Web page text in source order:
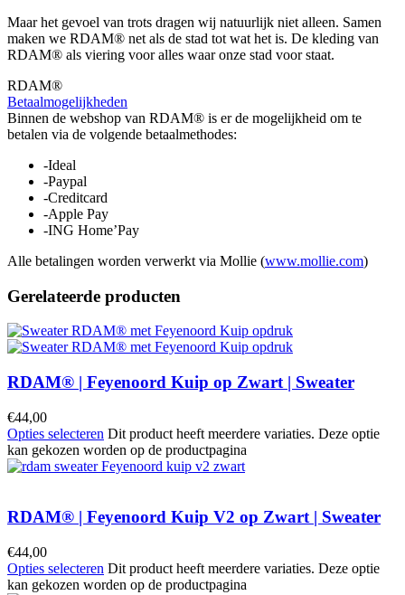
Maar het gevoel van trots dragen wij natuurlijk niet alleen. Samen
maken we RDAM® net als de stad tot wat het is. De kleding van
RDAM® als viering voor alles waar onze stad voor staat.
RDAM®
Betaalmogelijkheden
Binnen de webshop van RDAM® is er de mogelijkheid om te
betalen via de volgende betaalmethodes:
-Ideal
-Paypal
-Creditcard
-Apple Pay
-ING Home’Pay
Alle betalingen worden verwerkt via Mollie (www.mollie.com)
Gerelateerde producten
RDAM® | Feyenoord Kuip op Zwart | Sweater
€44,00
Opties selecteren Dit product heeft meerdere variaties. Deze optie
kan gekozen worden op de productpagina
RDAM® | Feyenoord Kuip V2 op Zwart | Sweater
€44,00
Opties selecteren Dit product heeft meerdere variaties. Deze optie
kan gekozen worden op de productpagina